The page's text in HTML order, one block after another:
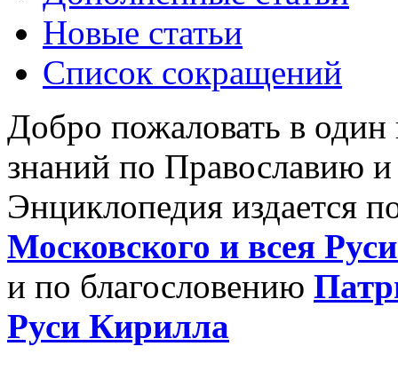
Новые статьи
Список сокращений
Добро пожаловать в
знаний по Православию
Энциклопедия издается
Московского и всея
и по благословению
Руси Кирилла